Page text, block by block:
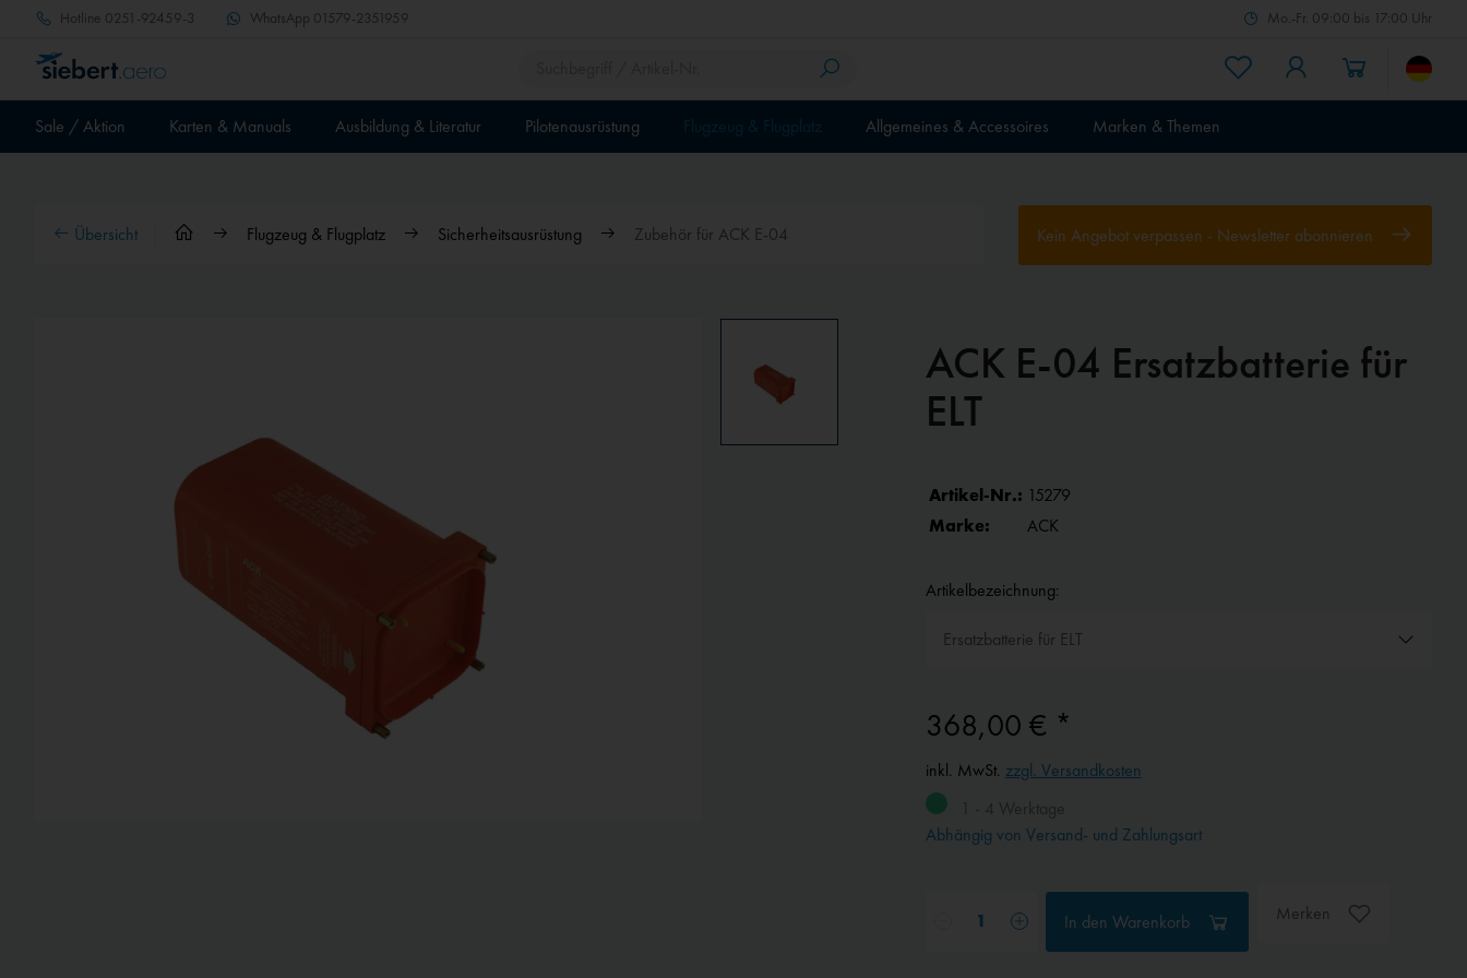
Hotline 0251-92459-3 WhatsApp 01579-2351959 Mo.-Fr. 09:00 bis 17:00 Uhr
Sale / Aktion Karten & Manuals Ausbildung & Literatur Pilotenausrüstung Allgemeines & Accessoires Marken & Themen
Übersicht Flugzeug & Flugplatz Sicherheitsausrüstung Zubehör für ACK E-04 Kein Angebot verpassen - Newsletter abonnieren
ACK E-04 Ersatzbatterie für
ELT
Artikel-Nr.: 15279
Marke:
ACK
Artikelbezeichnung:
368,00 € *
inkl. MwSt. zzgl. Versandkosten
Abhängig von Versand- und Zahlungsart
In den Warenkorb Merken